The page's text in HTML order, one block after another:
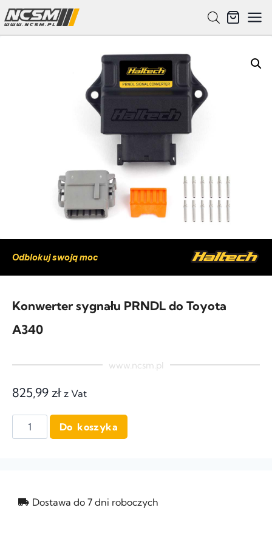
Odblokuj swoją moc
Konwerter sygnału PRNDL do Toyota
A340
www.ncsm.pl
825,99 zł z Vat
Do koszyka
Dostawa do 7 dni roboczych